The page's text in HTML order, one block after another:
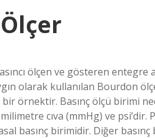
Ölçer
ölçen ve gösteren
olarak kullanılan Bourdon
örnektir. Basınç ölçü birimi
cıva (mmHg) ve psi’dir.
basınç birimidir. Diğer